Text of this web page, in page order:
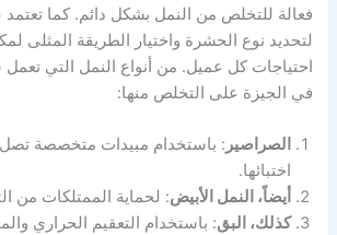
فعالة للتخلص من النمل بشكل دائم. كما
لتحديد نوع الحشرة واختيار الطريقة المثلى
احتياجات كل عميل. من أنواع النمل التي تعمل
في الجيزة على التخلص منها:
الصراصير : باستخدام مبيدات متخصصة تصل
اختبائها.
أيضاً، النمل الأبيض: لحماية الممتلكات من
كذلك، البق: باستخدام التعقيم الحراري